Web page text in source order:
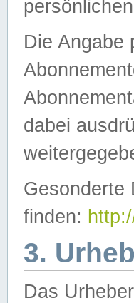
Die Angabe
dabei
Gesonderte
finden:
3.
Das